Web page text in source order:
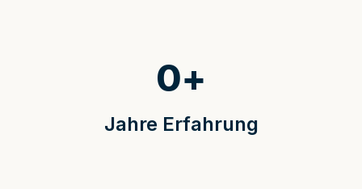
Jahre Erfahrung
0+